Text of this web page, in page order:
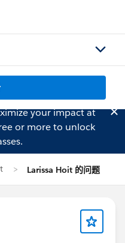
your impact at
or more to unlock
Larissa Hoit 的问题